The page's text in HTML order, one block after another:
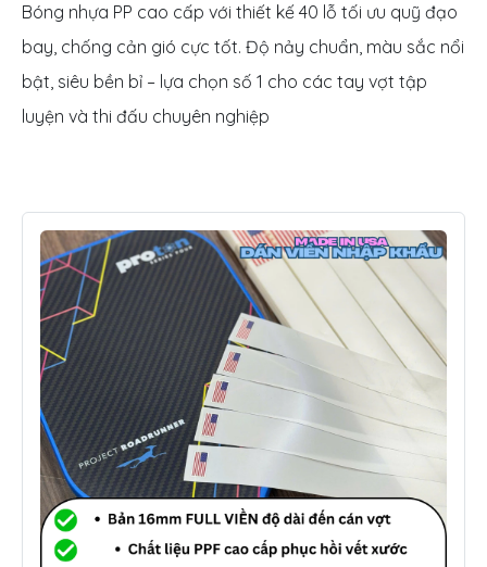
Bóng nhựa PP cao cấp với thiết kế 40 lỗ tối ưu quỹ đạo
bay, chống cản gió cực tốt. Độ nảy chuẩn, màu sắc nổi
bật, siêu bền bỉ – lựa chọn số 1 cho các tay vợt tập
luyện và thi đấu chuyên nghiệp